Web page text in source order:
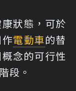
狀態，可於
電動車的替
念的可行性
段。